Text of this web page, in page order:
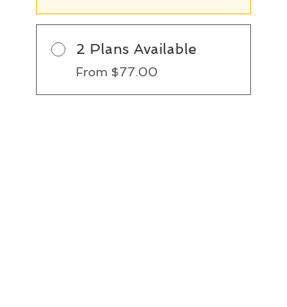
2 Plans Available
From $77.00